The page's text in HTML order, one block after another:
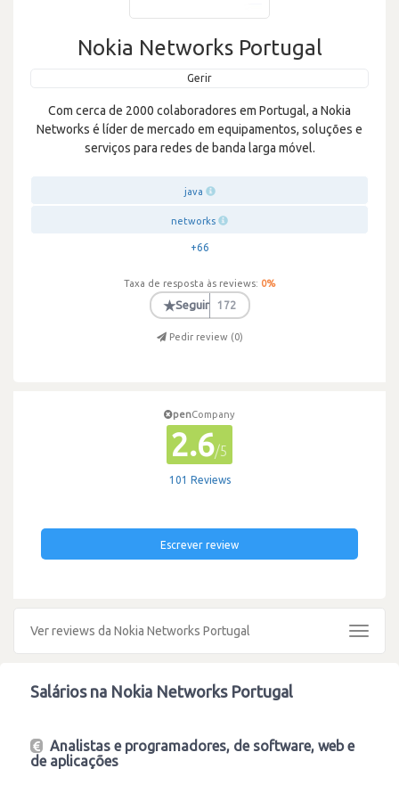
Nokia Networks Portugal
Gerir
Com cerca de 2000 colaboradores em Portugal, a Nokia
Networks é líder de mercado em equipamentos, soluções e
serviços para redes de banda larga móvel.
java
networks
+66
Taxa de resposta às reviews: 0%
★Seguir 172
Pedir review (0)
penCompany
2.6/5
101 Reviews
Escrever review
Ver reviews da Nokia Networks Portugal
Toggle
Salários na Nokia Networks Portugal
Analistas e programadores, de software, web e
de aplicações